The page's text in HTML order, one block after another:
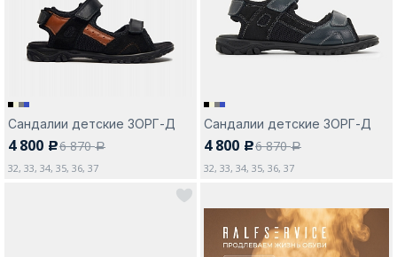
Сандалии детские ЗОРГ-Д
4 800 c6 870a
32, 33, 34, 35, 36, 37
Сандалии детские ЗОРГ-Д
4 800 c6 870a
32, 33, 34, 35, 36, 37